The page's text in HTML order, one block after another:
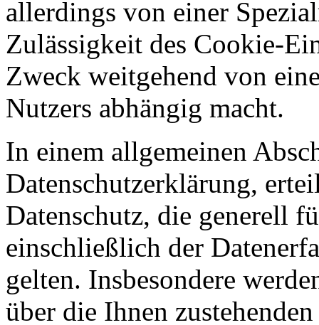
allerdings von einer
Zulässigkeit des Cookie-
Zweck weitgehend von
Nutzers abhängig macht.
In einem allgemeinen
Datenschutzerklärung,
Datenschutz, die generell
einschließlich der
gelten. Insbesondere
über die Ihnen